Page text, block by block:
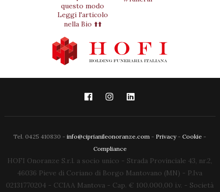
Tel. 0425 410830 -info@ciprianileonoranze.com - Privacy-Cookie -
Compliance
HOFI Onoranze S.r.l. a socio unico - Strada Provinciale 43, nr.2,
46036 Pieve di Coriano di Borgo Mantovano (MN) - P.Iva
02131770204 - CCIAA Mantova - Cap. € 100.000,00 i.v. - Società